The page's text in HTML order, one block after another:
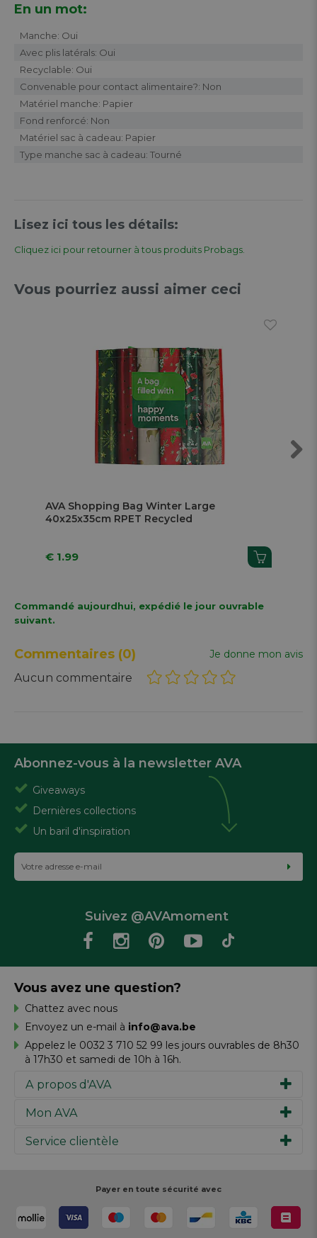
En un mot:
Manche: Oui
Avec plis latérals: Oui
Recyclable: Oui
Convenable pour contact alimentaire?: Non
Matériel manche: Papier
Fond renforcé: Non
Matériel sac à cadeau: Papier
Type manche sac à cadeau: Tourné
Lisez ici tous les détails:
Cliquez ici pour retourner à tous produits Probags.
Vous pourriez aussi aimer ceci
AVA Shopping Bag Winter Large
40x25x35cm RPET Recycled
€ 1.99
Commandé aujourdhui, expédié le jour ouvrable
suivant.
Commentaires (0) Je donne mon avis
Aucun commentaire
Abonnez-vous à la newsletter AVA
Giveaways
Dernières collections
Un baril d'inspiration
Suivez @AVAmoment
A propos d'AVA
Notre histoire
Travailler chez AVA
Mon AVA
Inspiration
Réalisez votre création
Rédiger un commentaire
Service clientèle
Votre paiement
Retour
Vous avez une question?
Chattez avec nous
Envoyez un e-mail à info@ava.be
Appelez le 0032 3 710 52 99 les jours ouvrables de 8h30
à 17h30 et samedi de 10h à 16h.
Payer en toute sécurité avec